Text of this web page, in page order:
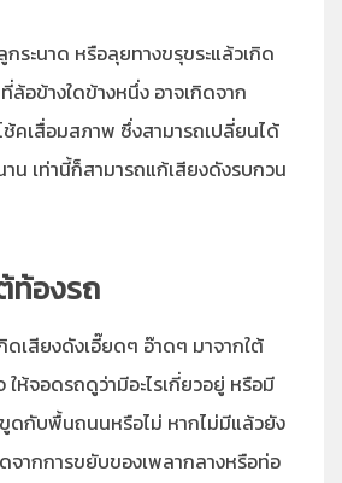
ระนาด หรือลุยทางขรุขระแล้วเกิด
อข้างใดข้างหนึ่ง อาจเกิดจาก
คเสื่อมสภาพ ซึ่งสามารถเปลี่ยนได้
าน เท่านี้ก็สามารถแก้เสียงดังรบกวน
ท้องรถ
ดเสียงดังเอี๊ยดๆ อ๊าดๆ มาจากใต้
ให้จอดรถดูว่ามีอะไรเกี่ยวอยู่ หรือมี
ดกับพื้นถนนหรือไม่ หากไม่มีแล้วยัง
จากการขยับของเพลากลางหรือท่อ